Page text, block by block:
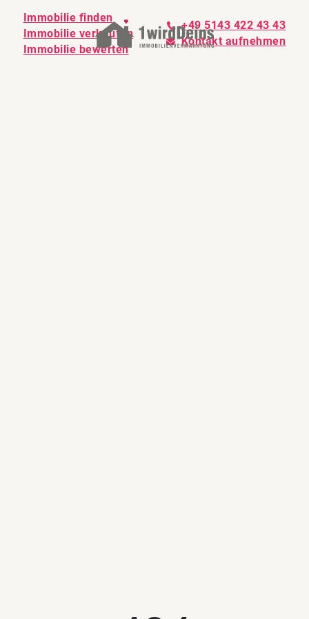
Immobilie finden
Immobilie verkaufen
Immobilie bewerten
+49 5143 422 43 43
Kontakt aufnehmen